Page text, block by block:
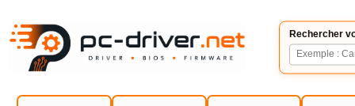
Rechercher